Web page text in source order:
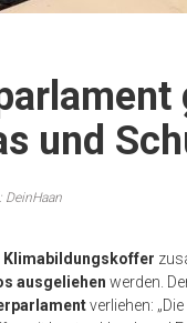
und
DeinHaan
Klimabildungskoffer
ausgeliehen werden.
verliehen: